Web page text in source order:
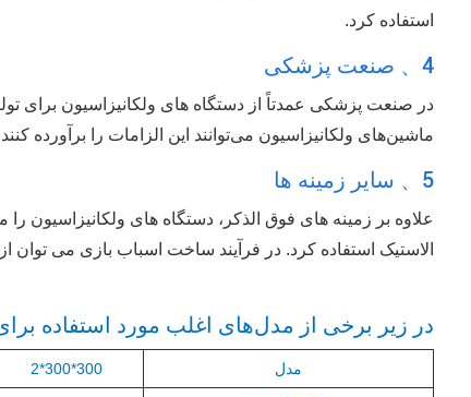
استفاده کرد.
4、 صنعت پزشکی
در صنعت پزشکی عمدتاً از دستگاه های ولکانیزاسیون برای
ماشین‌های ولکانیزاسیون می‌توانند این الزامات را برآورده
5、 سایر زمینه ها
علاوه بر زمینه های فوق الذکر، دستگاه های ولکانیزاسیون
الاستیک استفاده کرد. در فرآیند ساخت اسباب بازی می توان
در زیر برخی از مدل‌های اغلب مورد استفاده
مدل 300*300*2